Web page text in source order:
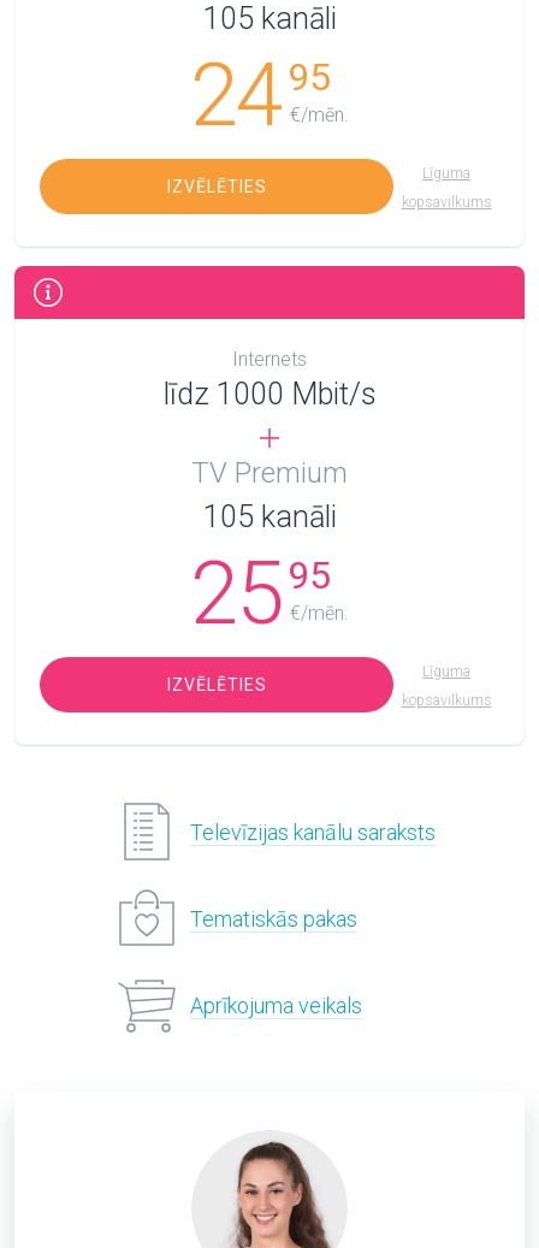
105 kanāli
2495
€/mēn.
IZVĒLĒTIES
Līguma
kopsavilkums
Internets
līdz 1000 Mbit/s
TV Premium
105 kanāli
2595
€/mēn.
IZVĒLĒTIES
Līguma
kopsavilkums
Televīzijas kanālu saraksts
Tematiskās pakas
Aprīkojuma veikals